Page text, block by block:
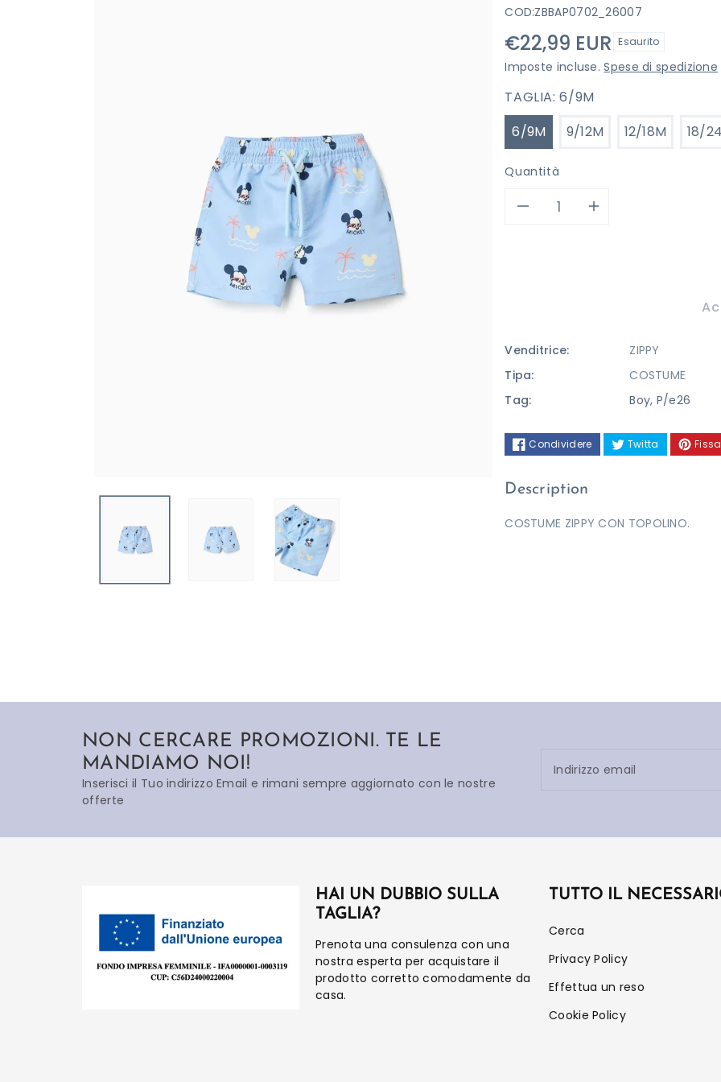
COD:ZBBAP0702_26007
Prezzo
di
listino
€22,99 EUR Esaurito
Imposte incluse.Spese di spedizione
TAGLIA:6/9M
6/9M
9/12M 12/18M 18/
Quantità
Diminuisci
ZIPPY
Aumenta
ZIPPY
Venditrice:
ZIPPY
Tipa:
COSTUME
Tag:
Boy, P/e26
Condividere Twitta
Description
COSTUME ZIPPY CON TOPOLINO.
NON CERCARE PROMOZIONI. TE LE
MANDIAMO NOI!
Inserisci il Tuo indirizzo Email e rimani sempre aggiornato con le nostre
offerte
Indirizzo email
HAI UN DUBBIO SULLA
TAGLIA?
Prenota una consulenza con una
nostra esperta per acquistare il
prodotto corretto comodamente da
casa.
TUTTO IL
Cerca
Privacy Policy
Effettua un reso
Cookie Policy